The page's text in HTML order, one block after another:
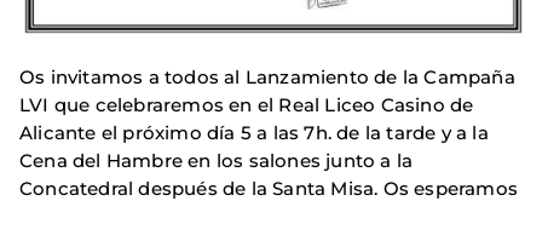
Os invitamos a todos al Lanzamiento de la Campaña
LVI que celebraremos en el Real Liceo Casino de
Alicante el próximo día 5 a las 7h. de la tarde y a la
Cena del Hambre en los salones junto a la
Concatedral después de la Santa Misa. Os esperamos